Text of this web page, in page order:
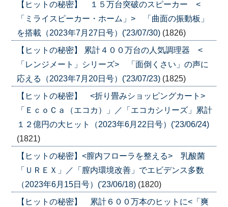
【ヒットの秘密】 １５万台突破のスピーカー <
「ミライスピーカー・ホーム」> 「曲面の振動板」
を搭載（2023年7月27日号）('23/07/30) (1826)
【ヒットの秘密】 累計４００万台の人気調理器 <
「レンジメート」シリーズ> 「面倒くさい」の声に
応える（2023年7月20日号）('23/07/23) (1825)
【ヒットの秘密】 <折り畳みショッピングカート>
「ＥｃｏＣａ（エコカ）」／「エコカシリーズ」累計
１２億円の大ヒット（2023年6月22日号）('23/06/24)
(1821)
【ヒットの秘密】<膣内フローラを整える> 乳酸菌
「ＵＲＥＸ」／「膣内環境改善」でエビデンス多数
（2023年6月15日号）('23/06/18) (1820)
【ヒットの秘密】 累計６００万本のヒットに<「爽